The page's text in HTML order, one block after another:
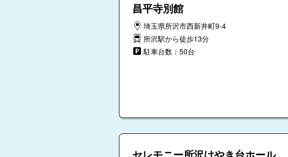
昌平寺別館
埼玉県所沢市西新井町9-4
所沢駅から徒歩13分
駐車台数：50台